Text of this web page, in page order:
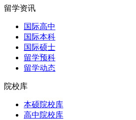
留学资讯
国际高中
国际本科
国际硕士
留学预科
留学动态
院校库
本硕院校库
高中院校库